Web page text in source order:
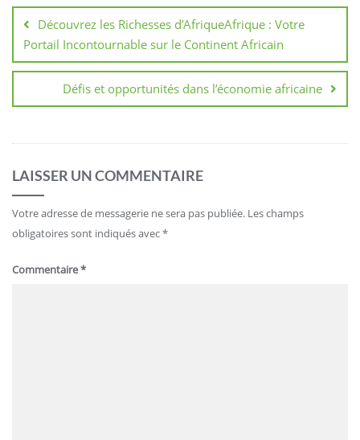
de
l’article
Découvrez les Richesses d’AfriqueAfrique : Votre
Portail Incontournable sur le Continent Africain
Défis et opportunités dans l’économie africaine
LAISSER UN COMMENTAIRE
Votre adresse de messagerie ne sera pas publiée. Les champs
obligatoires sont indiqués avec*
Commentaire*